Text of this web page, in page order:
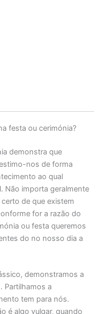
festa ou cerimónia?
demonstra que
nos de forma
ao qual
Não importa geralmente
de que existem
for a razão do
ou festa queremos
do no nosso dia a
demonstramos a
Partilhamos a
tem para nós.
é algo vulgar, quando